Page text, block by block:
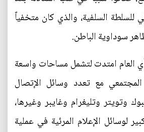
للسلطة السلفية، والذي كان متخفياً
سوداوية الباطن.
العام امتدت لتشمل مساحات واسعة
مع تعدد وسائل الإتصال
وتويتر وتليغرام وغايبر وغيرها،
لوسائل الإعلام المرئية في عملية